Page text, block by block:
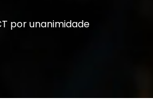
por unanimidade